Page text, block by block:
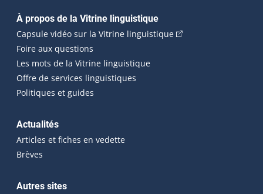
Navigation principale
À propos de la Vitrine linguistique
Capsule vidéo sur la Vitrine linguistique(Cet hyperlien
Foire aux questions
Les mots de la Vitrine linguistique
Offre de services linguistiques
Politiques et guides
Actualités
Articles et fiches en vedette
Brèves
Autres sites